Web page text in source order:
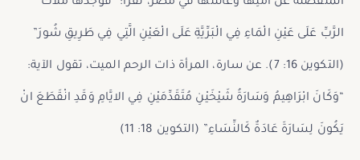
الرَّبِّ عَلَى عَيْنِ الْمَاءِ فِي الْبَرِّيَّةِ عَلَى الْعَيْنِ الَّتِي فِي طَرِيقِ شُورَ”
(التكوين 16: 7). عن سارة، المرأة ذات الرحم الميت، تقول الآية:
“وَكَانَ ابْرَاهِيمُ وَسَارَةُ شَيْخَيْنِ مُتَقَدِّمَيْنِ فِي الايَّامِ وَقَدِ انْقَطَعَ انْ
يَكُونَ لِسَارَةَ عَادَةٌ كَالنِّسَاءِ” (التكوين 18: 11)